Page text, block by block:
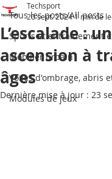
Tous les posts/All posts
Sports et entraînement
Mobilier urbain
Voiles d'ombrage, abris
Modules de jeux
L’escalade :
ascension à
âges
Techsport
20 sept. 20241 min de
Dernière mise à jour : 23